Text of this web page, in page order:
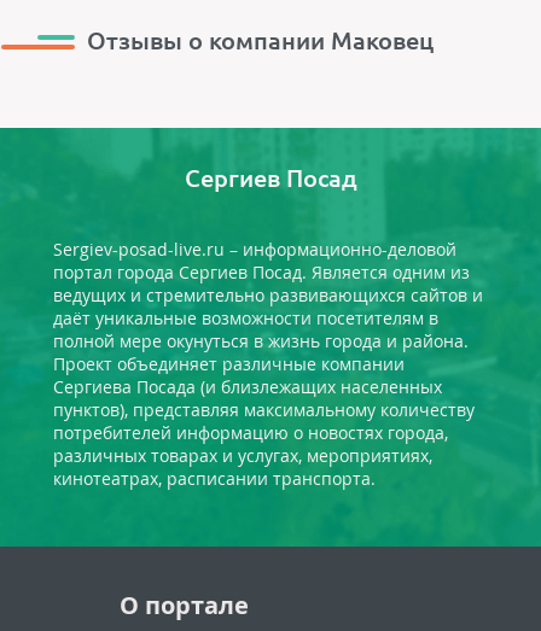
Отзывы о компании Маковец
Сергиев Посад
Sergiev-posad-live.ru – информационно-деловой
портал города Сергиев Посад. Является одним из
ведущих и стремительно развивающихся сайтов и
даёт уникальные возможности посетителям в
полной мере окунуться в жизнь города и района.
Проект объединяет различные компании
Сергиева Посада (и близлежащих населенных
пунктов), представляя максимальному количеству
потребителей информацию о новостях города,
различных товарах и услугах, мероприятиях,
кинотеатрах, расписании транспорта.
О портале